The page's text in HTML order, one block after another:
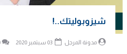
شيزوبوليتك..!
مدونة المرجل